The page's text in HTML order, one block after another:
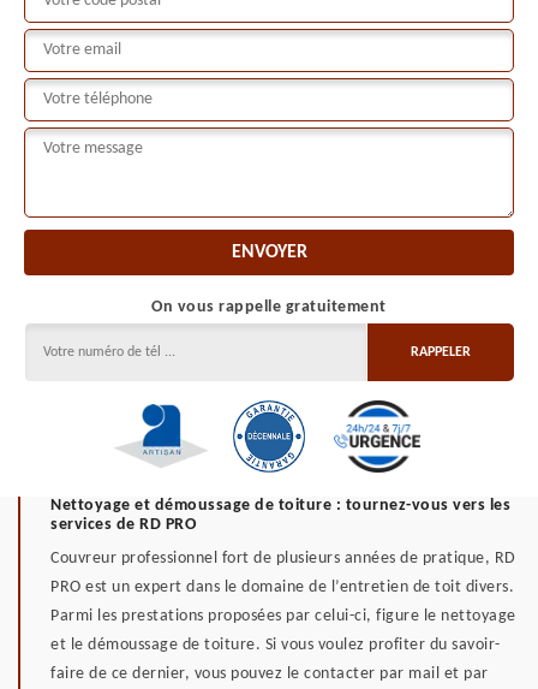
On vous rappelle gratuitement
Nettoyage et démoussage de toiture : tournez-vous vers les
services de RD PRO
Couvreur professionnel fort de plusieurs années de pratique, RD
PRO est un expert dans le domaine de l’entretien de toit divers.
Parmi les prestations proposées par celui-ci, figure le nettoyage
et le démoussage de toiture. Si vous voulez profiter du savoir-
faire de ce dernier, vous pouvez le contacter par mail et par